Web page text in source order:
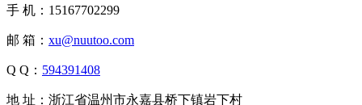
手 机：15167702299
邮 箱： xu@nuutoo.com
Q Q： 594391408
地 址：浙江省温州市永嘉县桥下镇岩下村